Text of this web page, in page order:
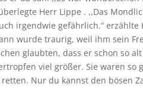
Herr Lippe . ,,Das
irgendwie gefährlich.“ erzählte
wurde traurig, weil ihm sein
glaubten, dass er schon so
viel größer. Sie waren so
Nur du kannst den bösen